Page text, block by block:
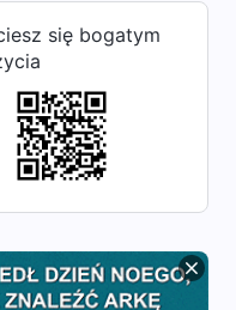
każdy dzień:
| Fragment
każdy dzień:
| Fragment
każdy dzień:
| Fragment
się bogatym